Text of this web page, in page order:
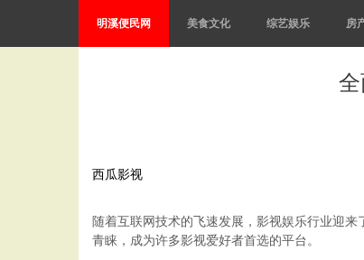
明溪便民网 美食文化 综艺娱乐 房
西瓜影视
随着互联网技术的飞速发展，影视娱乐行业迎
青睐，成为许多影视爱好者首选的平台。